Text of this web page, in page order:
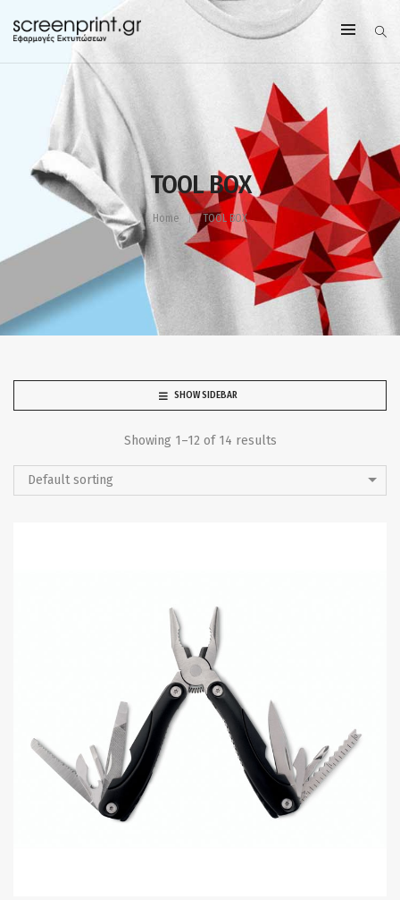
TOOL BOX
Home TOOL BOX
SHOW SIDEBAR
Showing 1–12 of 14 results
Default sorting